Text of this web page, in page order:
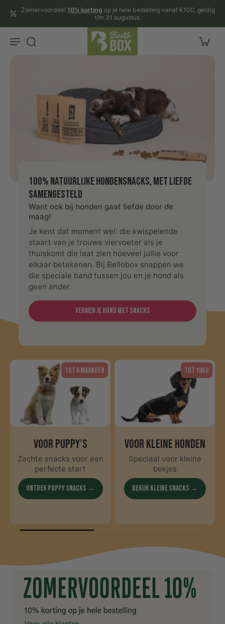
Zomervoordeel 10% korting op je hele bestelling vanaf €100, geldig
t/m 31 augustus.
100% natuurlijke hondensnacks, met liefde
samengesteld
Want ook bij honden gaat liefde door de
maag!
Je kent dat moment wel: die kwispelende
staart van je trouwe viervoeter als je
thuiskomt die laat zien hoeveel jullie voor
elkaar betekenen. Bij Bellobox snappen we
die speciale band tussen jou en je hond als
geen ander.
Verwen je hond met snacks
tot 6 maanden
Voor puppy's
Zachte snacks voor een
perfecte start
Ontdek puppy snacks →
Tot 10kg
Voor kleine honden
Speciaal voor kleine
bekjes
Bekijk kleine snacks →